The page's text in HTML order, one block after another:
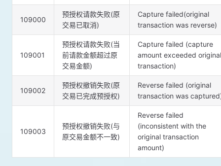
109000
预授权请款失败(原
交易已取消)
Capture failed(original
transaction was reverse)
109001
预授权请款失败(当
前请款金额超过原
交易金额)
Capture failed (capture
amount exceeded original
transaction)
109002
预授权撤销失败(原
交易已完成预授权)
Reverse failed (original
transaction was
109003
预授权撤销失败(与
原交易金额不一致)
Reverse failed
(inconsistent with the
original transaction
amount)